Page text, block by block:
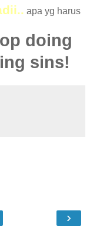
apa yg harus
doing
sins!
›